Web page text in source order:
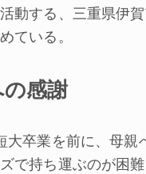
動する、三重県伊
ている。
感謝
卒業を前に、母親
で持ち運ぶのが困